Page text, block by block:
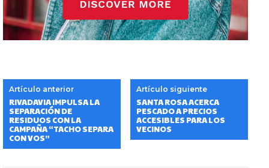
Artículo anterior
RIVADAVIA IMPULSA LA
SEPARACIÓN DE
RESIDUOS CON LA
CAMPAÑA “TACHO SEPARA
CON VOS”
Artículo siguiente
SANTA ROSA ACERCA
PESCADO A PRECIOS
ACCESIBLES PARA LOS
VECINOS